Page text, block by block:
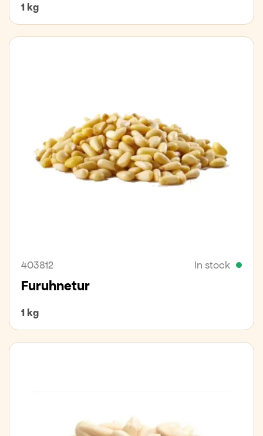
1 kg
403812 In stock
Furuhnetur
1 kg